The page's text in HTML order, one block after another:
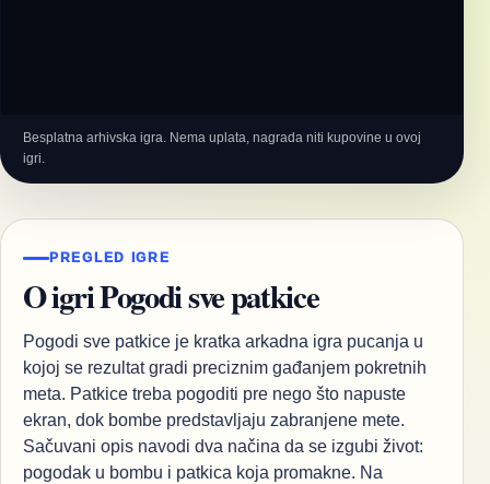
Besplatna arhivska igra. Nema uplata, nagrada niti kupovine u ovoj
igri.
PREGLED IGRE
O igri Pogodi sve patkice
Pogodi sve patkice je kratka arkadna igra pucanja u
kojoj se rezultat gradi preciznim gađanjem pokretnih
meta. Patkice treba pogoditi pre nego što napuste
ekran, dok bombe predstavljaju zabranjene mete.
Sačuvani opis navodi dva načina da se izgubi život:
pogodak u bombu i patkica koja promakne. Na